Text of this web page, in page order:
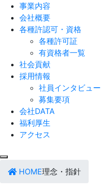
事業内容
会社概要
各種許認可・資格
各種許可証
有資格者一覧
社会貢献
採用情報
社員インタビュー
募集要項
会社DATA
福利厚生
アクセス
HOME理念・指針